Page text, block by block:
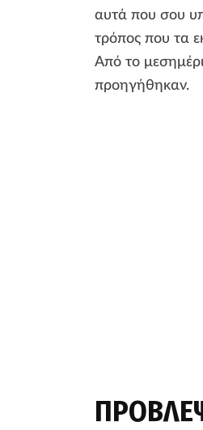
αυτά που σου
τρόπος που τα
Από το
προηγήθηκαν.